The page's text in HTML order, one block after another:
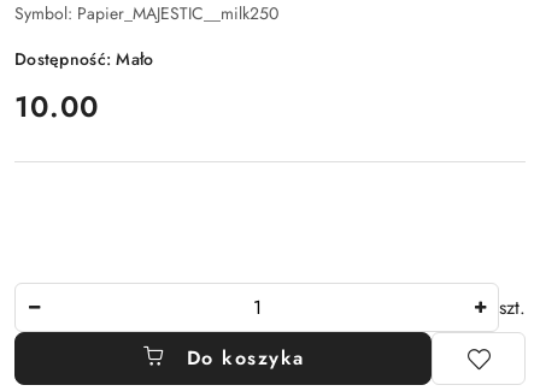
Symbol: Papier_MAJESTIC__milk250
Dostępność:Mało
cena:
10.00
szt.
Do koszyka